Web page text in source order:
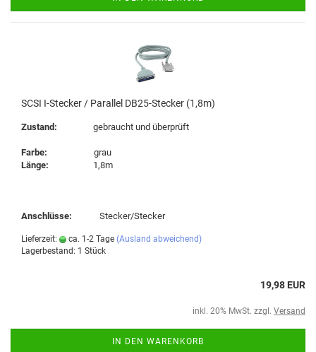
SCSI I-Stecker / Parallel DB25-Stecker (1,8m)
Zustand: gebraucht und überprüft
Farbe: grau
Länge:
1,8m
Anschlüsse: Stecker/Stecker
Lieferzeit: ca. 1-2 Tage (Ausland abweichend)
Lagerbestand: 1 Stück
19,98 EUR
inkl. 20% MwSt. zzgl. Versand
IN DEN WARENKORB